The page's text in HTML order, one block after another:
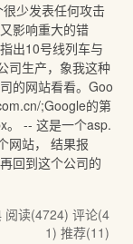
少发表任何攻击
影响重大的错
出10号线列车与
司生产，象我这种
的网站看看。Goo
;Google的第
。 -- 这是一个asp.
网站， 结果报
回到这个公司的
阅读(4724) 评论(4
1) 推荐(11)